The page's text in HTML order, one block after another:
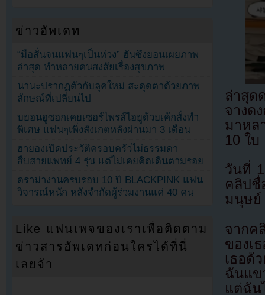
ล่าสุด
จางด
มาหล
10 ใบ
วันที่
คลิปชื่
มนุษย์
จากค
ของเ
เธอด้
ฉันแข
แต่ฉัน
ข่าวอัพเดท
“มือสั่นจนแฟนๆเป็นห่วง” ฮันซึงยอนเผยภาพ
ล่าสุด ทำหลายคนสงสัยเรื่องสุขภาพ
นานะปรากฏตัวกับลุคใหม่ สะดุดตาด้วยภาพ
ลักษณ์ที่เปลี่ยนไป
บยอนอูซอกเคยเซอร์ไพรส์ไอยูด้วยเค้กสั่งทำ
พิเศษ แฟนๆเพิ่งสังเกตหลังผ่านมา 3 เดือน
ฮายองเปิดประวัติครอบครัวไม่ธรรมดา
สืบสายแพทย์ 4 รุ่น แต่ไม่เคยคิดเดินตามรอย
ดราม่างานครบรอบ 10 ปี BLACKPINK แฟน
วิจารณ์หนัก หลังจำกัดผู้ร่วมงานแค่ 40 คน
Like แฟนเพจของเราเพื่อติดตาม
ข่าวสารอัพเดทก่อนใครได้ที่นี่
เลยจ้า